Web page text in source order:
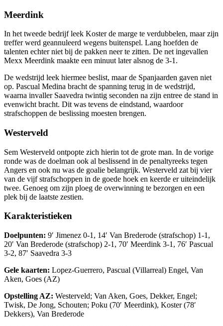
Meerdink
In het tweede bedrijf leek Koster de marge te verdubbelen, maar zijn
treffer werd geannuleerd wegens buitenspel. Lang hoefden de
talenten echter niet bij de pakken neer te zitten. De net ingevallen
Mexx Meerdink maakte een minuut later alsnog de 3-1.
De wedstrijd leek hiermee beslist, maar de Spanjaarden gaven niet
op. Pascual Medina bracht de spanning terug in de wedstrijd,
waarna invaller Saavedra twintig seconden na zijn entree de stand in
evenwicht bracht. Dit was tevens de eindstand, waardoor
strafschoppen de beslissing moesten brengen.
Westerveld
Sem Westerveld ontpopte zich hierin tot de grote man. In de vorige
ronde was de doelman ook al beslissend in de penaltyreeks tegen
Angers en ook nu was de goalie belangrijk. Westerveld zat bij vier
van de vijf strafschoppen in de goede hoek en keerde er uiteindelijk
twee. Genoeg om zijn ploeg de overwinning te bezorgen en een
plek bij de laatste zestien.
Karakteristieken
Doelpunten: 9′ Jimenez 0-1, 14′ Van Brederode (strafschop) 1-1,
20′ Van Brederode (strafschop) 2-1, 70′ Meerdink 3-1, 76′ Pascual
3-2, 87′ Saavedra 3-3
Gele kaarten: Lopez-Guerrero, Pascual (Villarreal) Engel, Van
Aken, Goes (AZ)
Opstelling AZ: Westerveld; Van Aken, Goes, Dekker, Engel;
Twisk, De Jong, Schouten; Poku (70′ Meerdink), Koster (78′
Dekkers), Van Brederode